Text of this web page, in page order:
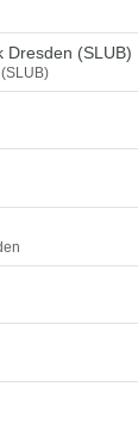
Dresden (SLUB)